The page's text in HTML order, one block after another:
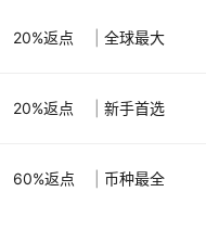
20%返点 全球最大
20%返点 新手首选
60%返点 币种最全